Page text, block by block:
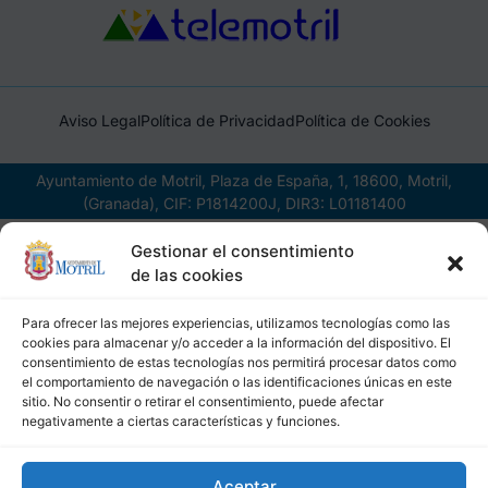
Gestionar el consentimiento
de las cookies
Para ofrecer las mejores experiencias, utilizamos tecnologías como las
cookies para almacenar y/o acceder a la información del dispositivo. El
consentimiento de estas tecnologías nos permitirá procesar datos como
el comportamiento de navegación o las identificaciones únicas en este
sitio. No consentir o retirar el consentimiento, puede afectar
negativamente a ciertas características y funciones.
Aviso LegalPolítica de PrivacidadPolítica de Cookies
Ayuntamiento de Motril, Plaza de España, 1, 18600, Motril,
(Granada), CIF: P1814200J, DIR3: L01181400